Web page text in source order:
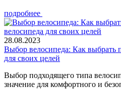
подробнее
28.08.2023
Выбор велосипеда: Как выбрать
для своих целей
Выбор подходящего типа
значение для комфортного и